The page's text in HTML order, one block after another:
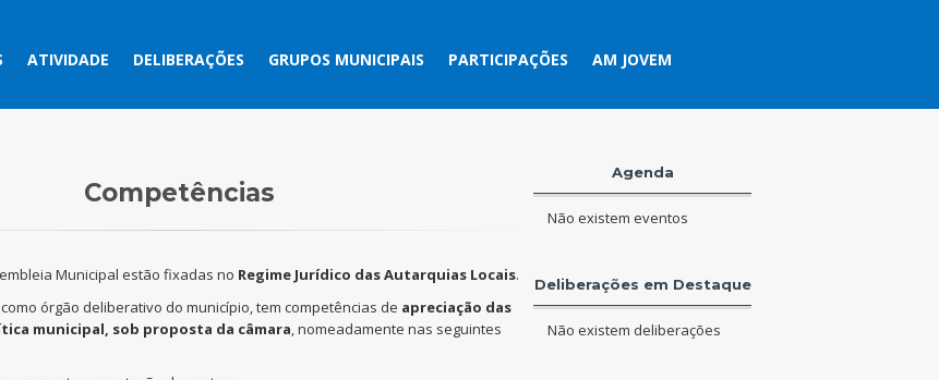
ATIVIDADE DELIBERAÇÕES GRUPOS MUNICIPAIS PARTICIPAÇÕES AM JOVEM
Competências
Municipal estão fixadas no Regime Jurídico das Autarquias Locais.
órgão deliberativo do município, tem competências de apreciação das
municipal, sob proposta da câmara, nomeadamente nas seguintes
Agenda
Não existem eventos
Deliberações em Destaque
Não existem deliberações